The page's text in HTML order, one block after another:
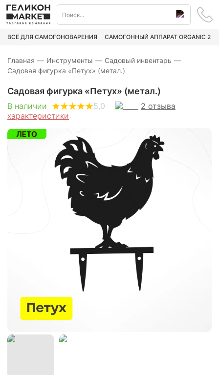
ВСЁ ДЛЯ САМОГОНОВАРЕНИЯ САМОГОННЫЙ АППАРАТ ORGANIC 2
Главная — Инструменты — Садовый инвентарь —
Садовая фигурка «Петух» (метал.)
Садовая фигурка «Петух» (метал.)
В наличии 5,0 2 отзыва
характеристики